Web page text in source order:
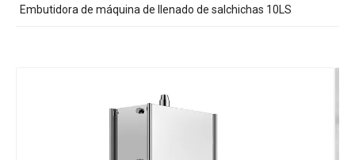
Embutidora de máquina de llenado de salchichas 10LS